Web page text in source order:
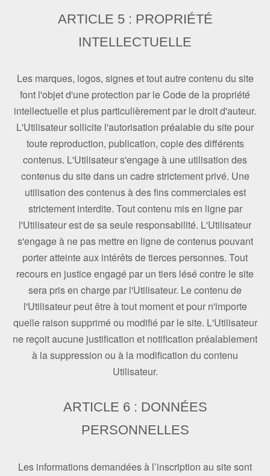
ARTICLE 5 : PROPRIÉTÉ
INTELLECTUELLE
Les marques, logos, signes et tout autre contenu du site
font l'objet d'une protection par le Code de la propriété
intellectuelle et plus particulièrement par le droit d'auteur.
L'Utilisateur sollicite l'autorisation préalable du site pour
toute reproduction, publication, copie des différents
contenus. L'Utilisateur s'engage à une utilisation des
contenus du site dans un cadre strictement privé. Une
utilisation des contenus à des fins commerciales est
strictement interdite. Tout contenu mis en ligne par
l'Utilisateur est de sa seule responsabilité. L'Utilisateur
s'engage à ne pas mettre en ligne de contenus pouvant
porter atteinte aux intérêts de tierces personnes. Tout
recours en justice engagé par un tiers lésé contre le site
sera pris en charge par l'Utilisateur. Le contenu de
l'Utilisateur peut être à tout moment et pour n'importe
quelle raison supprimé ou modifié par le site. L'Utilisateur
ne reçoit aucune justification et notification préalablement
à la suppression ou à la modification du contenu
Utilisateur.
ARTICLE 6 : DONNÉES
PERSONNELLES
Les informations demandées à l’inscription au site sont